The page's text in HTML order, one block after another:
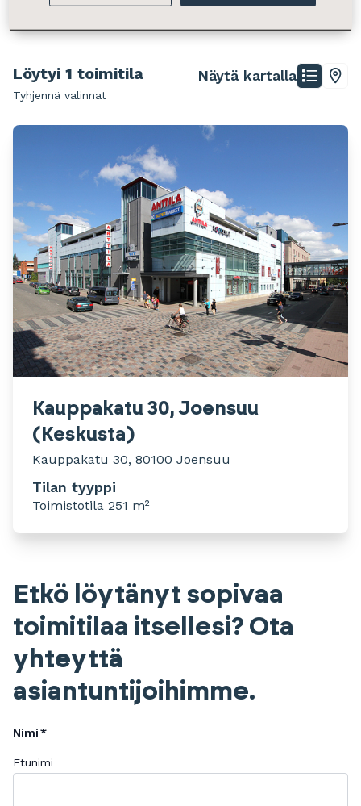
Löytyi 1 toimitila
Tyhjennä valinnat
Näytä kartalla
Kauppakatu 30, Joensuu
(Keskusta)
Kauppakatu 30, 80100 Joensuu
Tilan tyyppi
Toimistotila 251 m²
Etkö löytänyt sopivaa
toimitilaa itsellesi? Ota
yhteyttä
asiantuntijoihimme.
Nimi
Etunimi